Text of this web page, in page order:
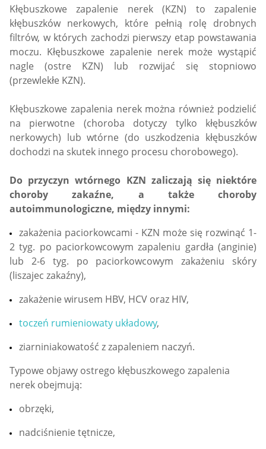
Kłębuszkowe zapalenie nerek (KZN) to zapalenie
kłębuszków nerkowych, które pełnią rolę drobnych
filtrów, w których zachodzi pierwszy etap powstawania
moczu. Kłębuszkowe zapalenie nerek może wystąpić
nagle (ostre KZN) lub rozwijać się stopniowo
(przewlekłe KZN).
Kłębuszkowe zapalenia nerek można również podzielić
na pierwotne (choroba dotyczy tylko kłębuszków
nerkowych) lub wtórne (do uszkodzenia kłębuszków
dochodzi na skutek innego procesu chorobowego).
Do przyczyn wtórnego KZN zaliczają się niektóre
choroby zakaźne, a także choroby
autoimmunologiczne, między innymi:
zakażenia paciorkowcami - KZN może się rozwinąć 1-
2 tyg. po paciorkowcowym zapaleniu gardła (anginie)
lub 2-6 tyg. po paciorkowcowym zakażeniu skóry
(liszajec zakaźny),
zakażenie wirusem HBV, HCV oraz HIV,
toczeń rumieniowaty układowy,
ziarniniakowatość z zapaleniem naczyń.
Typowe objawy ostrego kłębuszkowego zapalenia
nerek obejmują:
obrzęki,
nadciśnienie tętnicze,